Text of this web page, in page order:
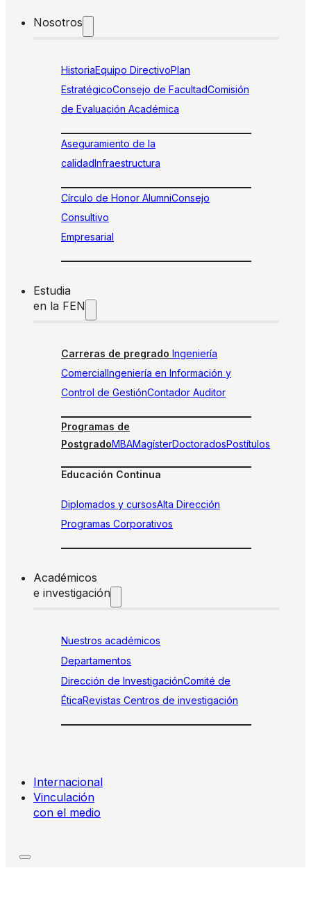
Nosotros
HistoriaEquipo DirectivoPlan
EstratégicoConsejo de FacultadComisión
de Evaluación Académica
Aseguramiento de la
calidadInfraestructura
Círculo de Honor AlumniConsejo
Consultivo
Empresarial
Estudia
en la FEN
Carreras de pregrado Ingeniería
ComercialIngeniería en Información y
Control de GestiónContador Auditor
Programas de
PostgradoMBAMagísterDoctoradosPostítulos
Educación Continua
Diplomados y cursosAlta Dirección
Programas Corporativos
Académicos
e investigación
Nuestros académicos
Departamentos
Dirección de InvestigaciónComité de
ÉticaRevistas Centros de investigación
Internacional
Vinculación
con el medio